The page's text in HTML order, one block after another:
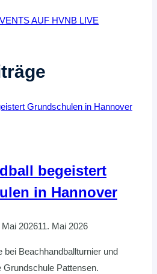
AUF HVNB LIVE
begeistert
in Hannover
Mai 202611. Mai 2026
bei Beachhandballturnier und
Grundschule Pattensen.